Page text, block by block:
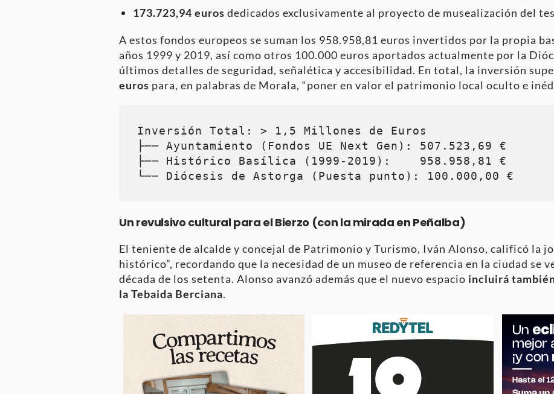
173.723,94 euros dedicados exclusivamente al proyecto de musealización del
A estos fondos europeos se suman los 958.958,81 euros invertidos por la propia
años 1999 y 2019, así como otros 100.000 euros aportados actualmente por la
últimos detalles de seguridad, señalética y accesibilidad. En total, la inversión
euros para, en palabras de Morala, “poner en valor el patrimonio local oculto e
Inversión Total: > 1,5 Millones de Euros
├── Ayuntamiento (Fondos UE Next Gen): 507.523,69 €
├── Histórico Basílica (1999-2019):    958.958,81 €
Un revulsivo cultural para el Bierzo (con la mirada en Peñalba)
El teniente de alcalde y concejal de Patrimonio y Turismo, Iván Alonso, calificó la
histórico”, recordando que la necesidad de un museo de referencia en la ciudad se
década de los setenta. Alonso avanzó además que el nuevo espacio incluirá
la Tebaida Berciana.